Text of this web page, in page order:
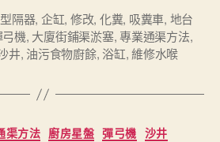
隔器, 企缸, 修改, 化糞, 吸糞車, 地台
機, 大廈街鋪渠淤塞,專業通渠方法,
井, 油污食物廚餘, 浴缸,維修水喉
Categories
渠方法 廚房星盤 彈弓機 沙井